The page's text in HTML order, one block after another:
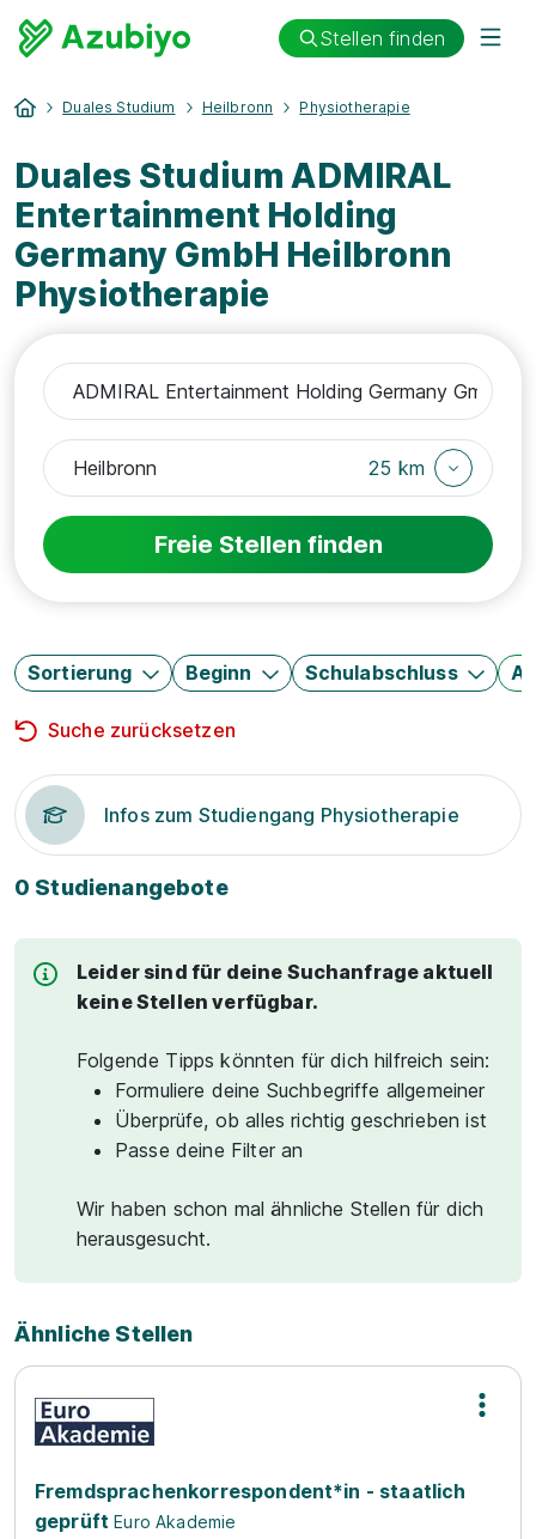
Stellen finden
Duales Studium Heilbronn Physiotherapie
Duales Studium ADMIRAL
Entertainment Holding
Germany GmbH Heilbronn
Physiotherapie
25 km
Freie Stellen finden
Sortierung Beginn Schulabschluss
Suche zurücksetzen
Infos zum Studiengang Physiotherapie
0 Studienangebote
Leider sind für deine Suchanfrage aktuell
keine Stellen verfügbar.
Folgende Tipps könnten für dich hilfreich sein:
Formuliere deine Suchbegriffe allgemeiner
Überprüfe, ob alles richtig geschrieben ist
Passe deine Filter an
Wir haben schon mal ähnliche Stellen für dich
herausgesucht.
Ähnliche Stellen
Fremdsprachenkorrespondent*in - staatlich
geprüft Euro Akademie